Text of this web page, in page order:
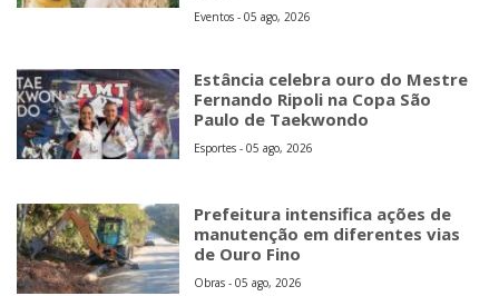
Eventos - 05 ago, 2026
Estância celebra ouro do Mestre
Fernando Ripoli na Copa São
Paulo de Taekwondo
Esportes - 05 ago, 2026
Prefeitura intensifica ações de
manutenção em diferentes vias
de Ouro Fino
Obras - 05 ago, 2026